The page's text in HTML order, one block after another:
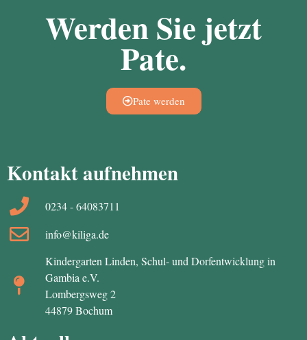
Werden Sie jetzt
Pate.
Pate werden
Kontakt aufnehmen
0234 - 64083711
info@kiliga.de
Kindergarten Linden, Schul- und Dorfentwicklung in
Gambia e.V.
Lombergsweg 2
44879 Bochum